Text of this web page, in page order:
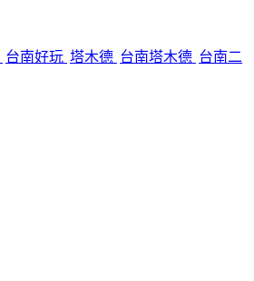
台南好玩 塔木德 台南塔木德 台南二